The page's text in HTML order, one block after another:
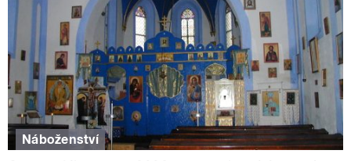
Náboženství